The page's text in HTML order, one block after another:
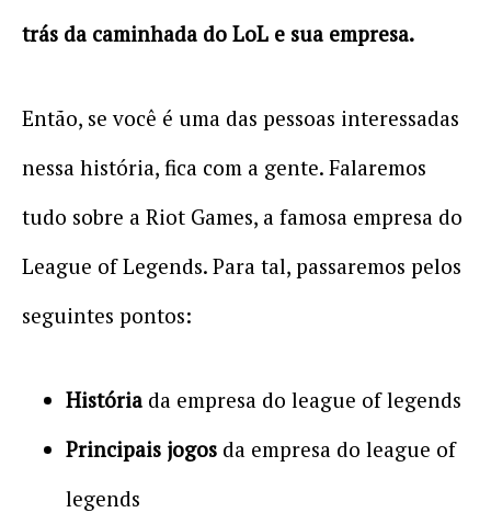
trás da caminhada do LoL e sua empresa.
Então, se você é uma das pessoas interessadas
nessa história, fica com a gente. Falaremos
tudo sobre a Riot Games, a famosa empresa do
League of Legends. Para tal, passaremos pelos
seguintes pontos:
História da empresa do league of legends
Principais jogos da empresa do league of
legends